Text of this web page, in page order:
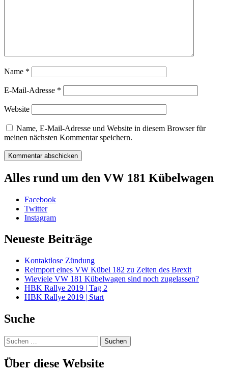
Name *
E-Mail-Adresse *
Website
Name, E-Mail-Adresse und Website in diesem Browser für
meinen nächsten Kommentar speichern.
Alles rund um den VW 181 Kübelwagen
Facebook
Twitter
Instagram
Neueste Beiträge
Kontaktlose Zündung
Reimport eines VW Kübel 182 zu Zeiten des Brexit
Wieviele VW 181 Kübelwagen sind noch zugelassen?
HBK Rallye 2019 | Tag 2
HBK Rallye 2019 | Start
Suche
Suchen
nach:
Über diese Website